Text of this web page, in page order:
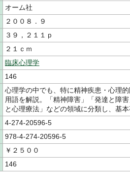
オーム社
２００８．９
３９，２１１ｐ
２１ｃｍ
臨床心理学
146
心理学の中でも、特に精神疾患・心理
用語を解説。「精神障害」「発達と障
と心理療法」などの領域に分類し、基
4-274-20596-5
978-4-274-20596-5
￥２５００
146